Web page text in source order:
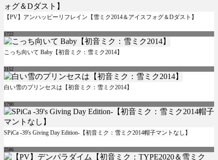
【PV】アンハッピーリフレイン【雪ミク2014＆アイスフォグ＆Dダスト】
1722
こっち向いて Baby【初音ミク：雪ミク2014】
2152
白い雪のプリンセスは【初音ミク：雪ミク2014】
1790
SPiCa -39's Giving Day Edition-【初音ミク：雪ミク2014帽子マントなし】
2586